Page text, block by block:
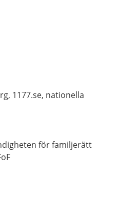
1177.se, nationella
för familjerätt